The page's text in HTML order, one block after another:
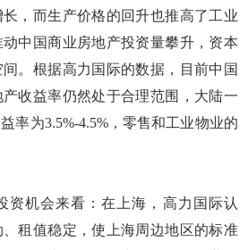
，而生产价格的回升也推高了工业
中国商业房地产投资量攀升，资本
。根据高力国际的数据，目前中国
收益率仍然处于合理范围，大陆一
率为3.5%-4.5%，零售和工业物业的
机会来看：在上海，高力国际认
租值稳定，使上海周边地区的标准